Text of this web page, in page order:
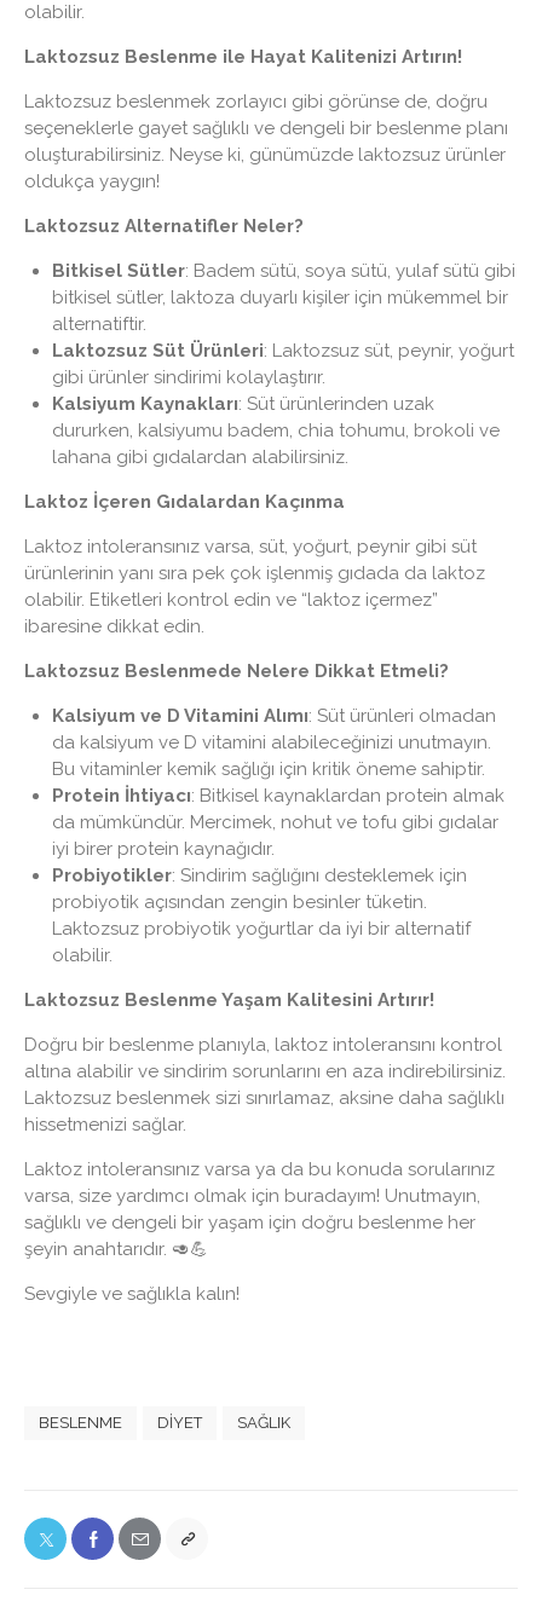
olabilir.
Laktozsuz Beslenme ile Hayat Kalitenizi Artırın!
Laktozsuz beslenmek zorlayıcı gibi görünse de, doğru
seçeneklerle gayet sağlıklı ve dengeli bir beslenme planı
oluşturabilirsiniz. Neyse ki, günümüzde laktozsuz ürünler
oldukça yaygın!
Laktozsuz Alternatifler Neler?
Bitkisel Sütler: Badem sütü, soya sütü, yulaf sütü gibi
bitkisel sütler, laktoza duyarlı kişiler için mükemmel bir
alternatiftir.
Laktozsuz Süt Ürünleri: Laktozsuz süt, peynir, yoğurt
gibi ürünler sindirimi kolaylaştırır.
Kalsiyum Kaynakları: Süt ürünlerinden uzak
dururken, kalsiyumu badem, chia tohumu, brokoli ve
lahana gibi gıdalardan alabilirsiniz.
Laktoz İçeren Gıdalardan Kaçınma
Laktoz intoleransınız varsa, süt, yoğurt, peynir gibi süt
ürünlerinin yanı sıra pek çok işlenmiş gıdada da laktoz
olabilir. Etiketleri kontrol edin ve “laktoz içermez”
ibaresine dikkat edin.
Laktozsuz Beslenmede Nelere Dikkat Etmeli?
Kalsiyum ve D Vitamini Alımı: Süt ürünleri olmadan
da kalsiyum ve D vitamini alabileceğinizi unutmayın.
Bu vitaminler kemik sağlığı için kritik öneme sahiptir.
Protein İhtiyacı: Bitkisel kaynaklardan protein almak
da mümkündür. Mercimek, nohut ve tofu gibi gıdalar
iyi birer protein kaynağıdır.
Probiyotikler: Sindirim sağlığını desteklemek için
probiyotik açısından zengin besinler tüketin.
Laktozsuz probiyotik yoğurtlar da iyi bir alternatif
olabilir.
Laktozsuz Beslenme Yaşam Kalitesini Artırır!
Doğru bir beslenme planıyla, laktoz intoleransını kontrol
altına alabilir ve sindirim sorunlarını en aza indirebilirsiniz.
Laktozsuz beslenmek sizi sınırlamaz, aksine daha sağlıklı
hissetmenizi sağlar.
Laktoz intoleransınız varsa ya da bu konuda sorularınız
varsa, size yardımcı olmak için buradayım! Unutmayın,
sağlıklı ve dengeli bir yaşam için doğru beslenme her
şeyin anahtarıdır. 🥑💪
Sevgiyle ve sağlıkla kalın!
BESLENME DIYET SAĞLIK